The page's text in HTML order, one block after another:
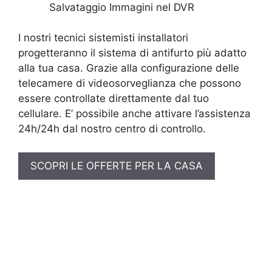
Salvataggio Immagini nel DVR
I nostri tecnici sistemisti installatori
progetteranno il sistema di antifurto più adatto
alla tua casa. Grazie alla configurazione delle
telecamere di videosorveglianza che possono
essere controllate direttamente dal tuo
cellulare. E’ possibile anche attivare l’assistenza
24h/24h dal nostro centro di controllo.
SCOPRI LE OFFERTE PER LA CASA